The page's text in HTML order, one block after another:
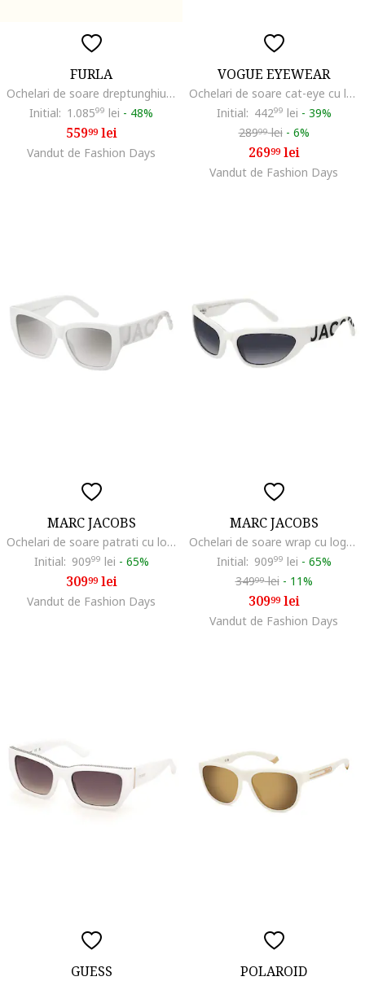
FURLA
Ochelari de soare dreptunghiulari cu lentile in degrade, Alb/Auriu
Initial: 1.08599 lei - 48%
55999lei
Vandut de Fashion Days
VOGUE EYEWEAR
Ochelari de soare cat-eye cu lentile polarizate, Alb murdar
Initial: 44299 lei - 39%
28999lei - 6%
26999lei
Vandut de Fashion Days
MARC JACOBS
Ochelari de soare patrati cu logo, Alb murdar
Initial: 90999 lei - 65%
30999lei
Vandut de Fashion Days
MARC JACOBS
Ochelari de soare wrap cu logo in relief, Alb/Negru
Initial: 90999 lei - 65%
34999lei - 11%
30999lei
Vandut de Fashion Days
GUESS POLAROID